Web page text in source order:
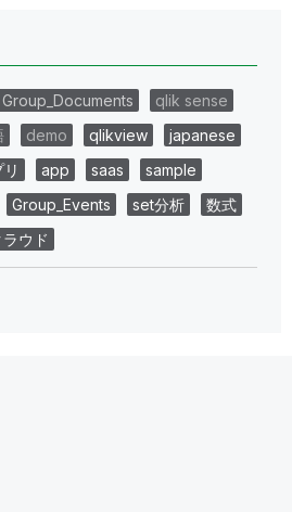
Group_Documents
qlik sense
demo qlikview
japanese
app saas
sample
Group_Events set分析
数式
ラウド